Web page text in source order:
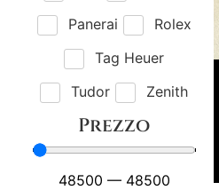
Panerai
Rolex
Tag Heuer
Tudor
Zenith
Prezzo
48500 — 48500